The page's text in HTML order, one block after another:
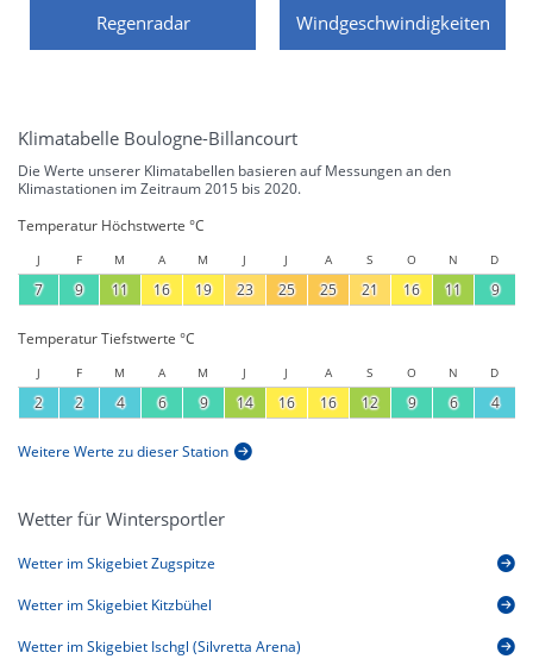
Regenradar Windgeschwindigkeiten
Klimatabelle Boulogne-Billancourt
Die Werte unserer Klimatabellen basieren auf Messungen an den
Klimastationen im Zeitraum 2015 bis 2020.
Temperatur Höchstwerte °C
J F M A M J J A S O N D
7 9 11 16 19 23 25 25 21 16 11 9
Temperatur Tiefstwerte °C
J F M A M J J A S O N D
2 2 4 6 9 14 16 16 12 9 6 4
Weitere Werte zu dieser Station
Wetter für Wintersportler
Wetter im Skigebiet Zugspitze
Wetter im Skigebiet Kitzbühel
Wetter im Skigebiet Ischgl (Silvretta Arena)